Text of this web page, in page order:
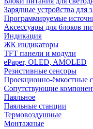
Зарядные устройства для
Программируемые
Аксессуары для блоков
Индикация
ЖК индикаторы
TFT панели и модули
ePaper, OLED, AMOLED
Резистивные сенсоры
Проекционно-ёмкостные
Сопутствующие
Паяльное
Паяльные станции
Термовоздушные
Монтажные